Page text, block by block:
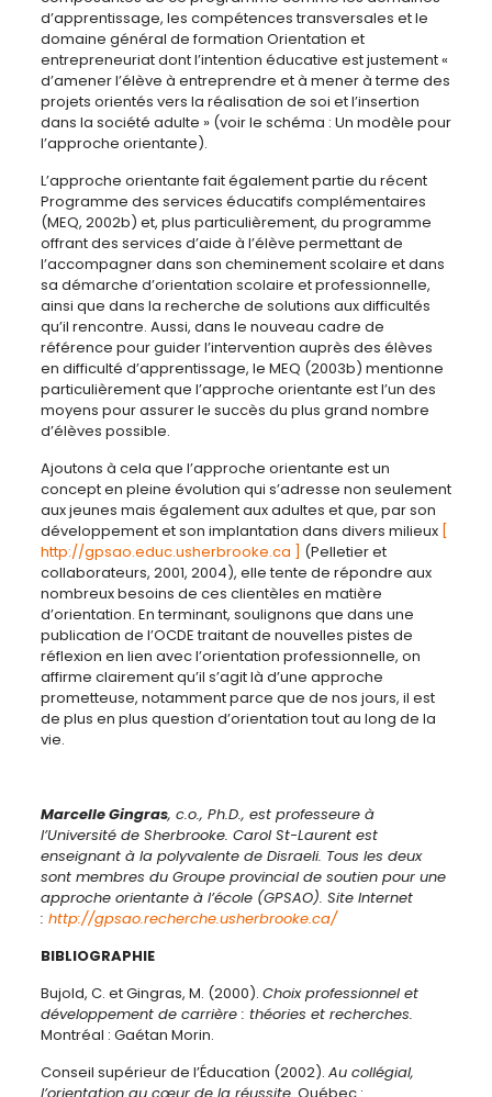
d’apprentissage, les compétences transversales et le
domaine général de formation Orientation et
entrepreneuriat dont l’intention éducative est justement «
d’amener l’élève à entreprendre et à mener à terme des
projets orientés vers la réalisation de soi et l’insertion
dans la société adulte » (voir le schéma : Un modèle pour
l’approche orientante).
L’approche orientante fait également partie du récent
Programme des services éducatifs complémentaires
(MEQ, 2002b) et, plus particulièrement, du programme
offrant des services d’aide à l’élève permettant de
l’accompagner dans son cheminement scolaire et dans
sa démarche d’orientation scolaire et professionnelle,
ainsi que dans la recherche de solutions aux difficultés
qu’il rencontre. Aussi, dans le nouveau cadre de
référence pour guider l’intervention auprès des élèves
en difficulté d’apprentissage, le MEQ (2003b) mentionne
particulièrement que l’approche orientante est l’un des
moyens pour assurer le succès du plus grand nombre
d’élèves possible.
Ajoutons à cela que l’approche orientante est un
concept en pleine évolution qui s’adresse non seulement
aux jeunes mais également aux adultes et que, par son
développement et son implantation dans divers milieux [
http://gpsao.educ.usherbrooke.ca ] (Pelletier et
collaborateurs, 2001, 2004), elle tente de répondre aux
nombreux besoins de ces clientèles en matière
d’orientation. En terminant, soulignons que dans une
publication de l’OCDE traitant de nouvelles pistes de
réflexion en lien avec l’orientation professionnelle, on
affirme clairement qu’il s’agit là d’une approche
prometteuse, notamment parce que de nos jours, il est
de plus en plus question d’orientation tout au long de la
vie.
Marcelle Gingras, c.o., Ph.D., est professeure à
l’Université de Sherbrooke. Carol St-Laurent est
enseignant à la polyvalente de Disraeli. Tous les deux
sont membres du Groupe provincial de soutien pour une
approche orientante à l’école (GPSAO). Site Internet
: http://gpsao.recherche.usherbrooke.ca/
BIBLIOGRAPHIE
Bujold, C. et Gingras, M. (2000). Choix professionnel et
développement de carrière : théories et recherches.
Montréal : Gaétan Morin.
Conseil supérieur de l’Éducation (2002). Au collégial,